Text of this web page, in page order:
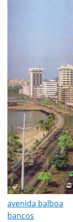
avenida balboa
bancos